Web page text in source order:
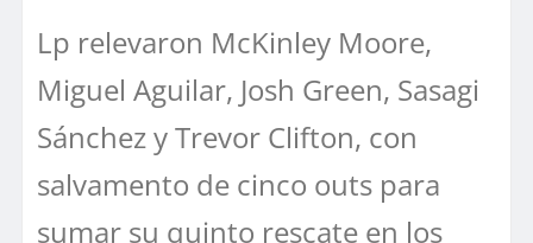
Lp relevaron McKinley Moore,
Miguel Aguilar, Josh Green, Sasagi
Sánchez y Trevor Clifton, con
salvamento de cinco outs para
sumar su quinto rescate en los